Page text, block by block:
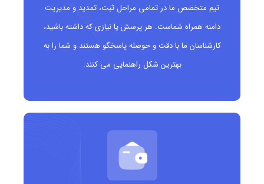
وابستگی به دامنه ی معتبر سوئدی .se: که اعتبار و
امنیت خوبی در فضای اینترنت دارد.
مناسب چه کسانی است؟
افرادی که به دنبال ساخت وب سایت شخصی هستند
(رزومه، نمونه کار، بلاگ)
تیم متخصص ما در تمامی مراحل ثبت، تمدید و مدیریت
دامنه همراه شماست. هر پرسش یا نیازی که داشته باشید،
کارشناسان ما با دقت و حوصله پاسخگو هستند و شما را به
بهترین شکل راهنمایی می کنند.